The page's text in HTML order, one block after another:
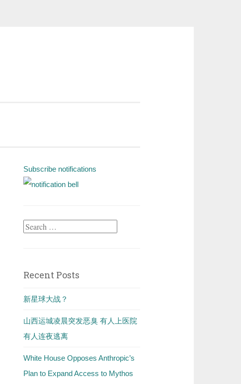
Subscribe notifications
Search
Recent Posts
新星球大战？
山西运城凌晨突发恶臭 有人上医院
有人连夜逃离
White House Opposes Anthropic’s
Plan to Expand Access to Mythos